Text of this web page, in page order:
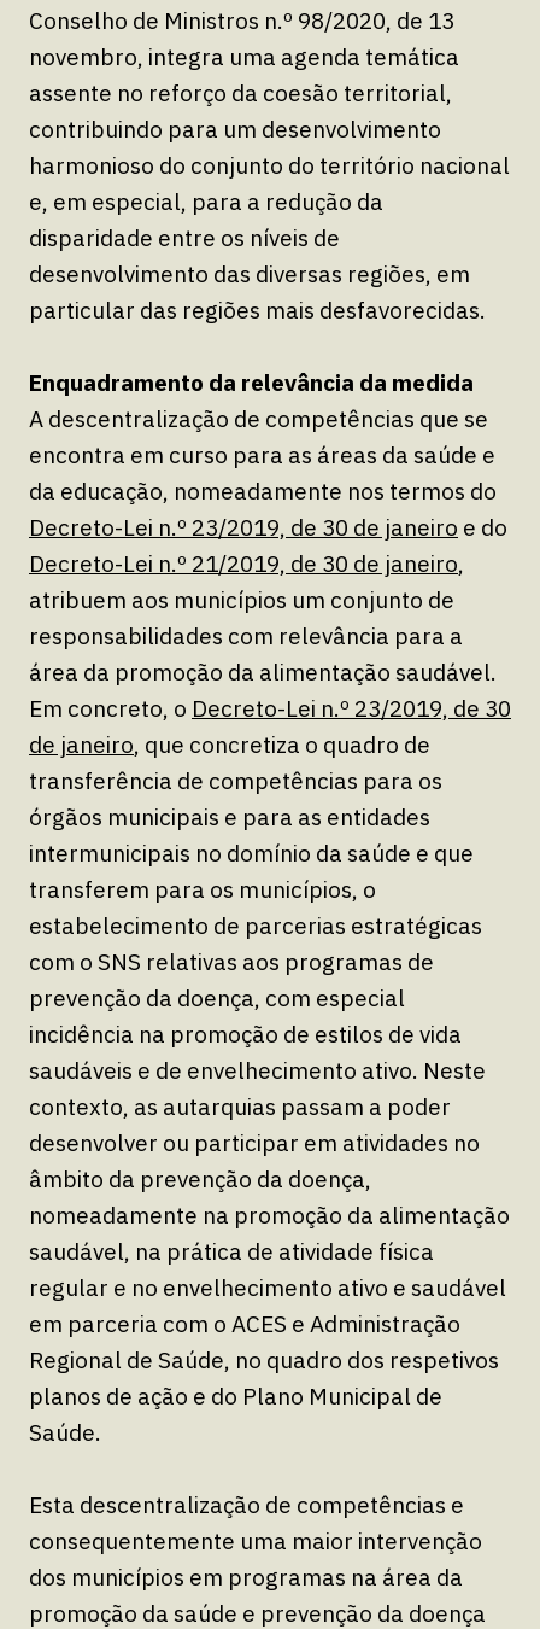
Conselho de Ministros n.º 98/2020, de 13
novembro, integra uma agenda temática
assente no reforço da coesão territorial,
contribuindo para um desenvolvimento
harmonioso do conjunto do território nacional
e, em especial, para a redução da
disparidade entre os níveis de
desenvolvimento das diversas regiões, em
particular das regiões mais desfavorecidas.
Enquadramento da relevância da medida
A descentralização de competências que se
encontra em curso para as áreas da saúde e
da educação, nomeadamente nos termos do
Decreto-Lei n.º 23/2019, de 30 de janeiro e do
Decreto-Lei n.º 21/2019, de 30 de janeiro,
atribuem aos municípios um conjunto de
responsabilidades com relevância para a
área da promoção da alimentação saudável.
Em concreto, o Decreto-Lei n.º 23/2019, de 30
de janeiro, que concretiza o quadro de
transferência de competências para os
órgãos municipais e para as entidades
intermunicipais no domínio da saúde e que
transferem para os municípios, o
estabelecimento de parcerias estratégicas
com o SNS relativas aos programas de
prevenção da doença, com especial
incidência na promoção de estilos de vida
saudáveis e de envelhecimento ativo. Neste
contexto, as autarquias passam a poder
desenvolver ou participar em atividades no
âmbito da prevenção da doença,
nomeadamente na promoção da alimentação
saudável, na prática de atividade física
regular e no envelhecimento ativo e saudável
em parceria com o ACES e Administração
Regional de Saúde, no quadro dos respetivos
planos de ação e do Plano Municipal de
Saúde.
Esta descentralização de competências e
consequentemente uma maior intervenção
dos municípios em programas na área da
promoção da saúde e prevenção da doença